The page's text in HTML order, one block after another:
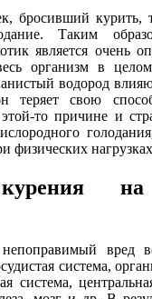
бросивший курить,
Таким
является очень
организм в
водород
теряет свою
то причине и
физических
на
вред
система,
система,